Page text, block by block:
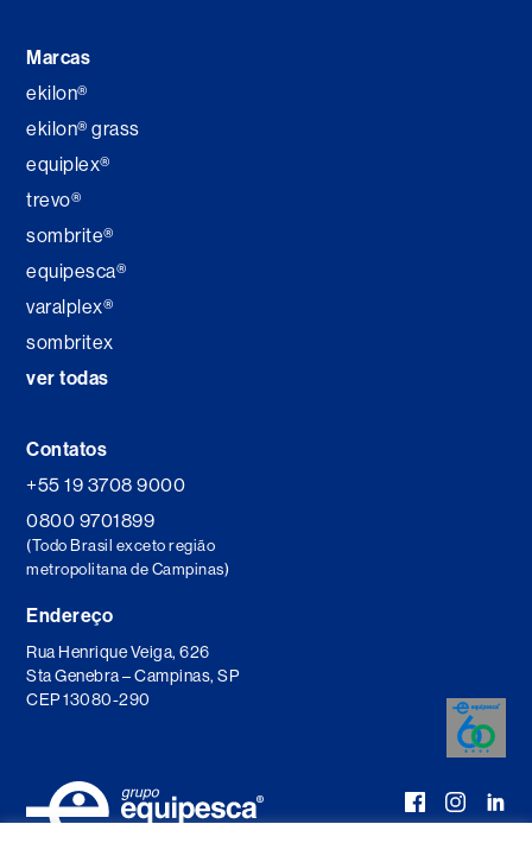
Marcas
ekilon®
ekilon® grass
equiplex®
trevo®
sombrite®
equipesca®
varalplex®
sombritex
ver todas
Contatos
+55 19 3708 9000
0800 9701899
(Todo Brasil exceto região
metropolitana de Campinas)
Endereço
Rua Henrique Veiga, 626
Sta Genebra – Campinas, SP
CEP 13080-290